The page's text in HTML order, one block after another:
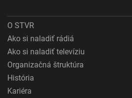
O STVR
Ako si naladiť rádiá
Ako si naladiť televíziu
Organizačná štruktúra
História
Kariéra